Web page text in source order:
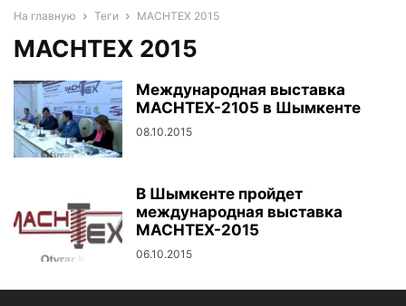
На главную Теги MACHTEX 2015
MACHTEX 2015
Международная выставка
MACHTEX-2105 в Шымкенте
08.10.2015
В Шымкенте пройдет
международная выставка
MACHTEX-2015
06.10.2015